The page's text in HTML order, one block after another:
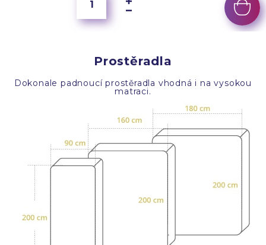
Prostěradla
Dokonale padnoucí prostěradla vhodná i na vysokou
matraci.